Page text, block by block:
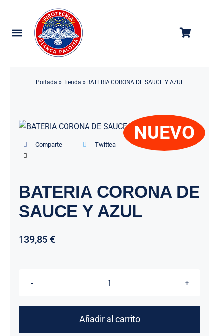
contenido
Toggle
Navigation
Empresa
Contacto
Portada » Tienda » BATERIA CORONA DE SAUCE Y AZUL
NUEVO
Comparte Twittea
BATERIA CORONA DE
SAUCE Y AZUL
139,85 €
BATERIA
DE
Añadir al carrito